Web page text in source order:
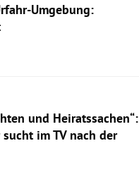
Umgebung:
und Heiratssachen“:
im TV nach der